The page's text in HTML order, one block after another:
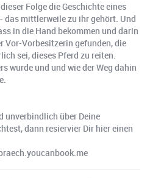
Folge die Geschichte eines
das mittlerweile zu ihr gehört. Und
in die Hand bekommen und darin
Vor-Vorbesitzerin gefunden, die
sei, dieses Pferd zu reiten.
wurde und und wie der Weg dahin
unverbindlich über Deine
dann resiervier Dir hier einen